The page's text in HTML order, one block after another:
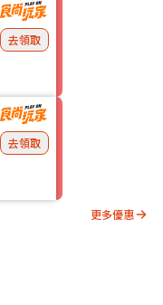
去領取
去領取
更多優惠